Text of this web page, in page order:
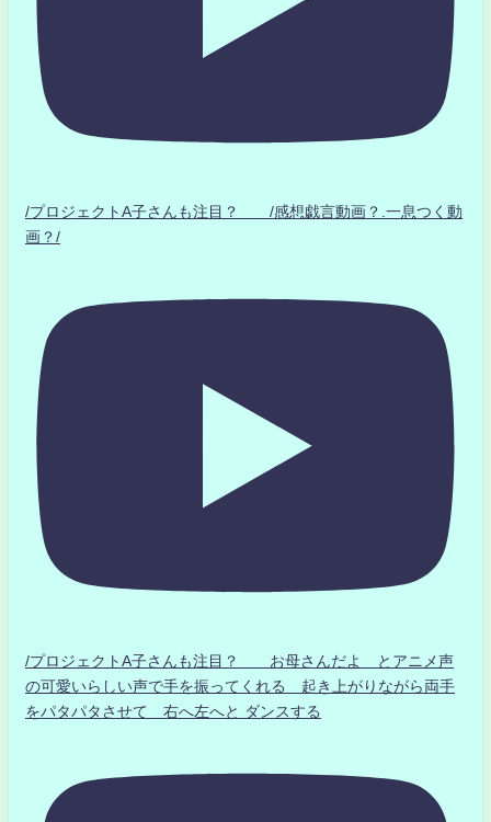
/プロジェクトA子さんも注目？ /感想戯言動画？.一息つく動
画？/
/プロジェクトA子さんも注目？ お母さんだよ とアニメ声
の可愛いらしい声で手を振ってくれる 起き上がりながら両手
をパタパタさせて 右へ左へと ダンスする